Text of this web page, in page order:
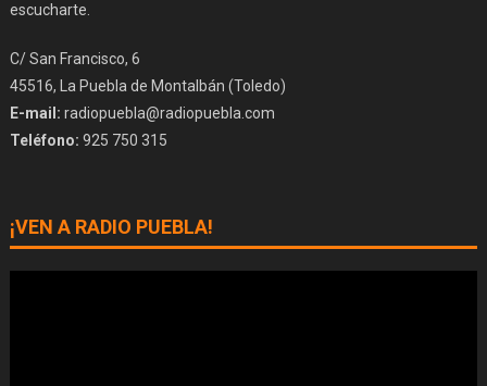
escucharte.
C/ San Francisco, 6
45516, La Puebla de Montalbán (Toledo)
E-mail: radiopuebla@radiopuebla.com
Teléfono: 925 750 315
¡VEN A RADIO PUEBLA!